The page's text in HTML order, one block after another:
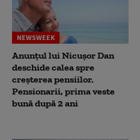
NEWSWEEK
Anunțul lui Nicușor Dan
deschide calea spre
creșterea pensiilor.
Pensionarii, prima veste
bună după 2 ani